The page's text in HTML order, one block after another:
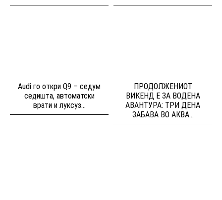
Audi го откри Q9 – седум
седишта, автоматски
врати и луксуз...
ПРОДОЛЖЕНИОТ
ВИКЕНД Е ЗА ВОДЕНА
АВАНТУРА: ТРИ ДЕНА
ЗАБАВА ВО АКВА...